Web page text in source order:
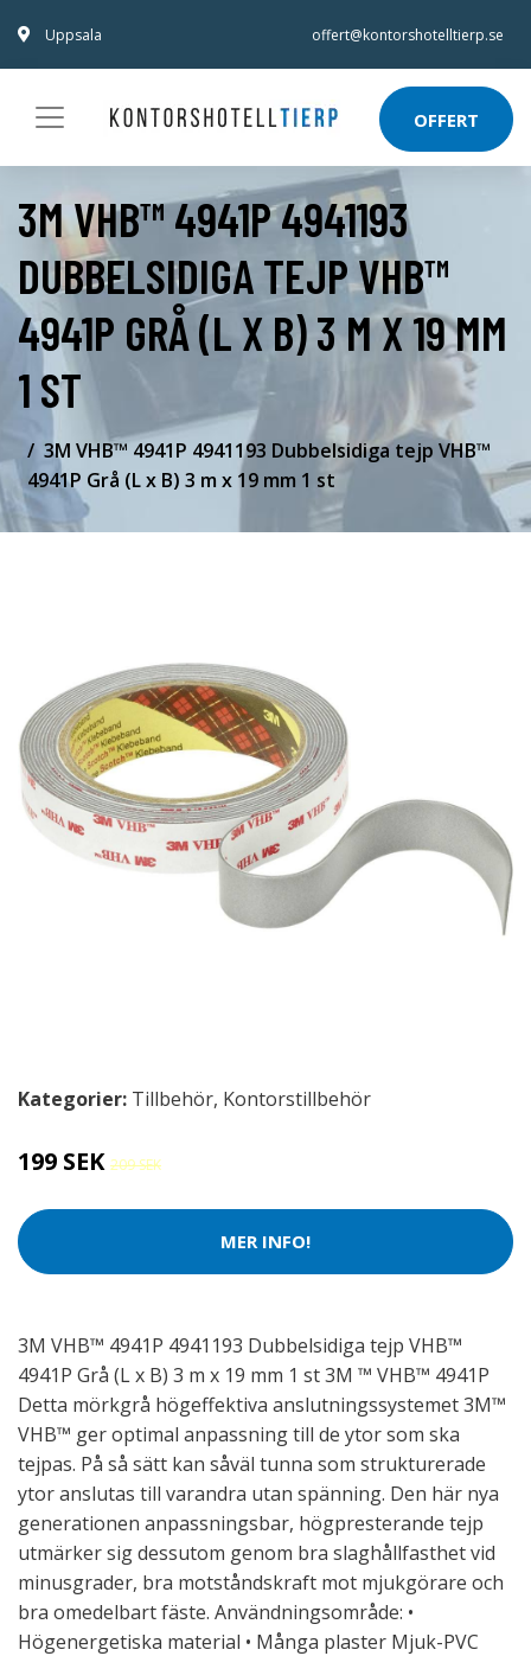
Uppsala offert@kontorshotelltierp.se
OFFERT
3M VHB™ 4941P 4941193
DUBBELSIDIGA TEJP VHB™
4941P GRÅ (L X B) 3 M X 19 MM
1 ST
3M VHB™ 4941P 4941193 Dubbelsidiga tejp VHB™
4941P Grå (L x B) 3 m x 19 mm 1 st
Kategorier: Tillbehör, Kontorstillbehör
199 SEK 209 SEK
MER INFO!
3M VHB™ 4941P 4941193 Dubbelsidiga tejp VHB™
4941P Grå (L x B) 3 m x 19 mm 1 st 3M ™ VHB™ 4941P
Detta mörkgrå högeffektiva anslutningssystemet 3M™
VHB™ ger optimal anpassning till de ytor som ska
tejpas. På så sätt kan såväl tunna som strukturerade
ytor anslutas till varandra utan spänning. Den här nya
generationen anpassningsbar, högpresterande tejp
utmärker sig dessutom genom bra slaghållfasthet vid
minusgrader, bra motståndskraft mot mjukgörare och
bra omedelbart fäste. Användningsområde: •
Högenergetiska material • Många plaster Mjuk-PVC